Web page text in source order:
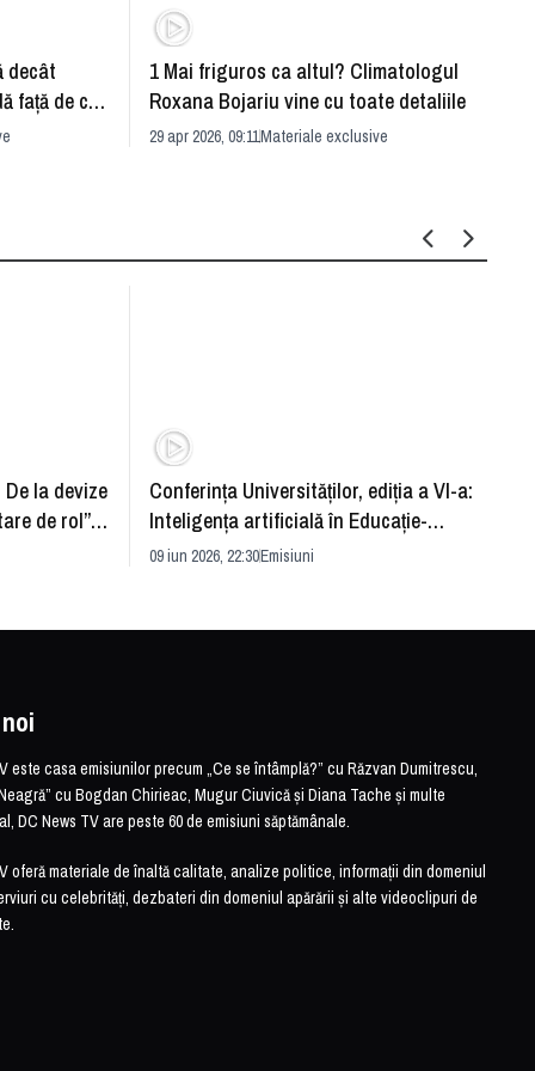
decât
faţă de ce
1 Mai friguros ca altul? Climatologul
Roxana Bojariu vine cu toate detaliile
29 apr 2026, 09:11Materiale exclusive
la devize
de rol”.
Conferința Universităților, ediția a VI-a:
Inteligența artificială în Educație-
soluție sau problemă?
09 iun 2026, 22:30Emisiuni
este casa emisiunilor precum „Ce se întâmplă?” cu Răzvan Dumitrescu,
cu Bogdan Chirieac, Mugur Ciuvică și Diana Tache și multe
DC News TV are peste 60 de emisiuni săptămânale.
oferă materiale de înaltă calitate, analize politice, informații din domeniul
cu celebrități, dezbateri din domeniul apărării și alte videoclipuri de